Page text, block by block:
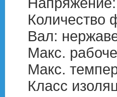
Количество
Вал:
Макс.
Макс.
Класс